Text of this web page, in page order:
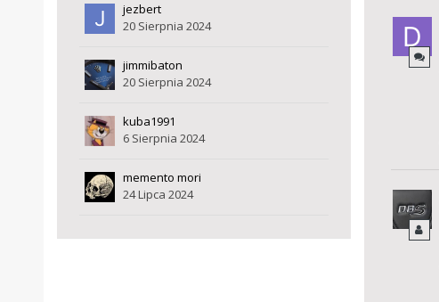
jezbert
20 Sierpnia 2024
jimmibaton
20 Sierpnia 2024
kuba1991
6 Sierpnia 2024
memento mori
24 Lipca 2024